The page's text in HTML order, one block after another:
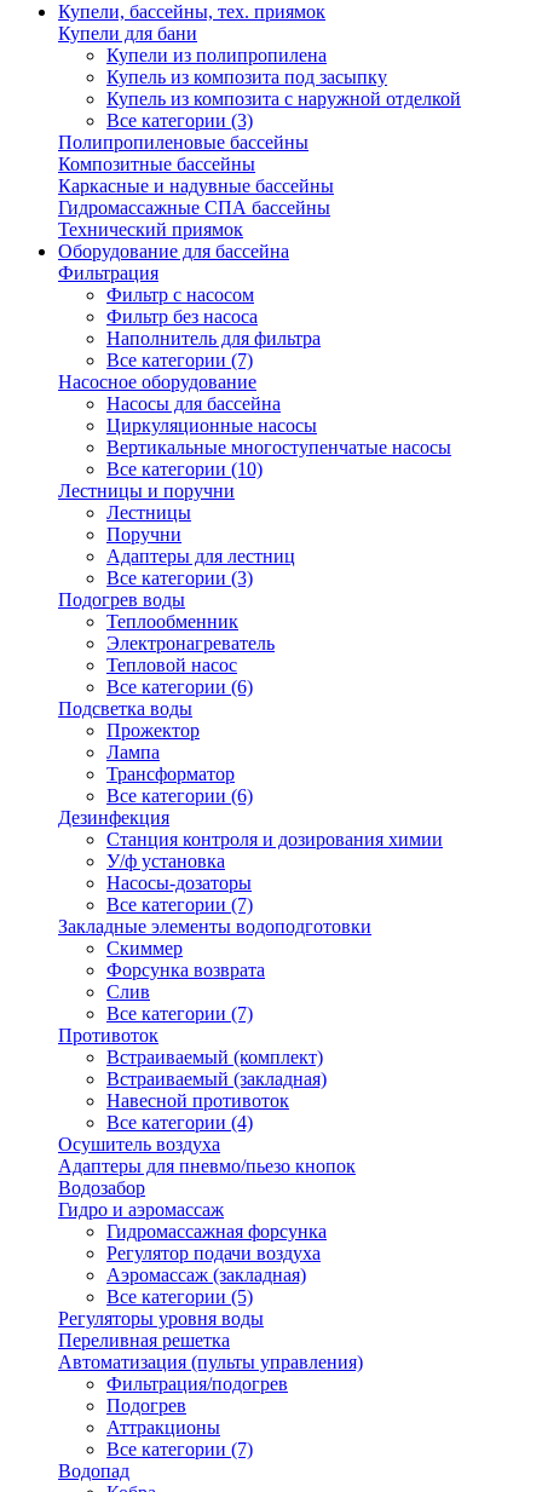
Купели, бассейны, тех. приямок
Купели для бани
Купели из полипропилена
Купель из композита под засыпку
Купель из композита с наружной отделкой
Все категории (3)
Полипропиленовые бассейны
Композитные бассейны
Каркасные и надувные бассейны
Гидромассажные СПА бассейны
Технический приямок
Оборудование для бассейна
Фильтрация
Фильтр с насосом
Фильтр без насоса
Наполнитель для фильтра
Все категории (7)
Насосное оборудование
Насосы для бассейна
Циркуляционные насосы
Вертикальные многоступенчатые насосы
Все категории (10)
Лестницы и поручни
Лестницы
Поручни
Адаптеры для лестниц
Все категории (3)
Подогрев воды
Теплообменник
Электронагреватель
Тепловой насос
Все категории (6)
Подсветка воды
Прожектор
Лампа
Трансформатор
Все категории (6)
Дезинфекция
Станция контроля и дозирования химии
У/ф установка
Насосы-дозаторы
Все категории (7)
Закладные элементы водоподготовки
Скиммер
Форсунка возврата
Слив
Все категории (7)
Противоток
Встраиваемый (комплект)
Встраиваемый (закладная)
Навесной противоток
Все категории (4)
Осушитель воздуха
Адаптеры для пневмо/пьезо кнопок
Водозабор
Гидро и аэромассаж
Гидромассажная форсунка
Регулятор подачи воздуха
Аэромассаж (закладная)
Все категории (5)
Регуляторы уровня воды
Переливная решетка
Автоматизация (пульты управления)
Фильтрация/подогрев
Подогрев
Аттракционы
Все категории (7)
Водопад